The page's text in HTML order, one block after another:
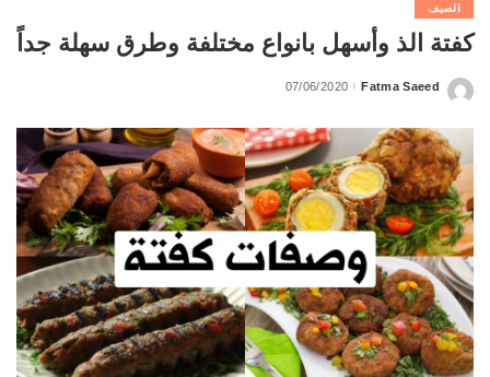
الصيف
كفتة الذ وأسهل بانواع مختلفة وطرق سهلة جداً
Posted
Fatma Saeed
07/06/2020